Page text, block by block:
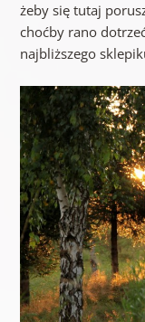
żeby się tutaj
choćby rano
najbliższego